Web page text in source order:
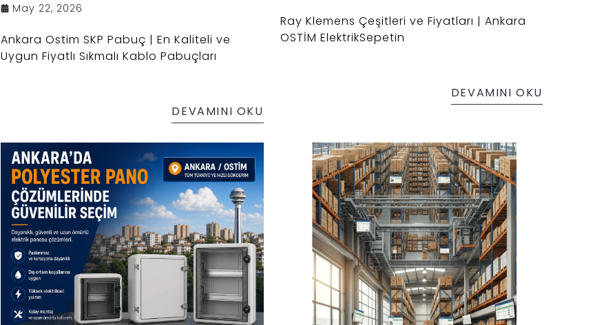
May 22, 2026
Ankara Ostim SKP Pabuç | En Kaliteli ve
Uygun Fiyatlı Sıkmalı Kablo Pabuçları
DEVAMINI OKU
Ray Klemens Çeşitleri ve Fiyatları | Ankara
OSTİM ElektrikSepetin
DEVAMINI OKU